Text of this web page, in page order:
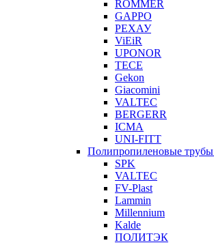
ROMMER
GAPPO
РЕХАУ
ViEiR
UPONOR
TECE
Gekon
Giacomini
VALTEC
BERGERR
ICMA
UNI-FITT
Полипропиленовые трубы
SPK
VALTEC
FV-Plast
Lammin
Millennium
Kalde
ПОЛИТЭК